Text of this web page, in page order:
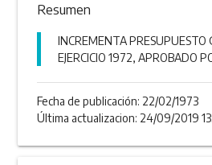
Resumen
INCREMENTA PRESUPUESTO
EJERCICIO 1972, APROBADO
Fecha de publicación: 22/02/1973
Última actualizacion: 24/09/2019